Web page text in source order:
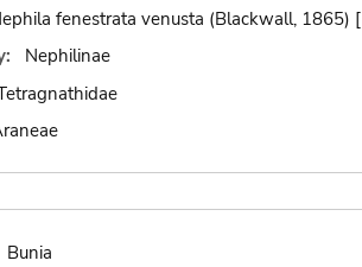
fenestrata venusta (Blackwall, 1865) [
Nephilinae
Bunia